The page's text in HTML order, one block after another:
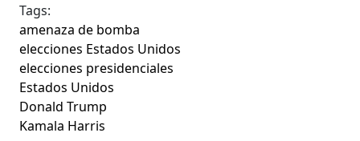
Tags:
amenaza de bomba
elecciones Estados Unidos
elecciones presidenciales
Estados Unidos
Donald Trump
Kamala Harris